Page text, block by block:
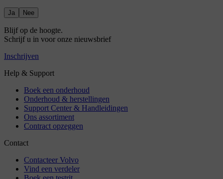
Ja Nee